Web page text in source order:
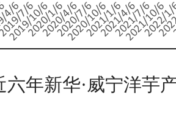
六年新华·威宁洋芋